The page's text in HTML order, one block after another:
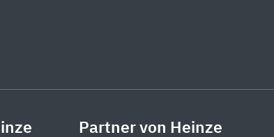
Partner von Heinze